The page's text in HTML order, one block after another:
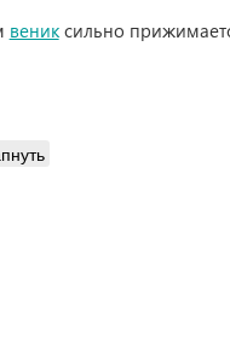
вениксильно